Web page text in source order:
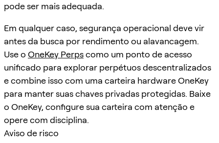
pode ser mais adequada.
Em qualquer caso, segurança operacional deve vir
antes da busca por rendimento ou alavancagem.
Use o OneKey Perpscomo um ponto de acesso
unificado para explorar perpétuos descentralizados
e combine isso com uma carteira hardware OneKey
para manter suas chaves privadas protegidas. Baixe
o OneKey, configure sua carteira com atenção e
opere com disciplina.
Aviso de risco